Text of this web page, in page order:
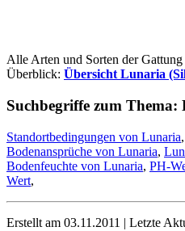
Alle Arten und Sorten der
Überblick: Übersicht Lunaria
Suchbegriffe zum Thema:
Standortbedingungen von Lunaria,
Bodenansprüche von Lunaria,
Bodenfeuchte von Lunaria, PH-
Wert,
Erstellt am 03.11.2011 | Letzte